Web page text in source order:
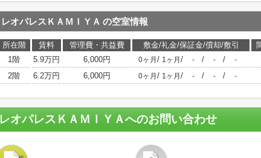
レオパレスＫＡＭＩＹＡ の空室情報
所在階 賃料 管理費・共益費 敷金/礼金/保証金/償却/敷引
1階
5.9万円 6,000円 0ヶ月 / 1ヶ月 / - / - / -
2階
6.2万円 6,000円 0ヶ月 / 1ヶ月 / - / - / -
レオパレスＫＡＭＩＹＡへのお問い合わせ